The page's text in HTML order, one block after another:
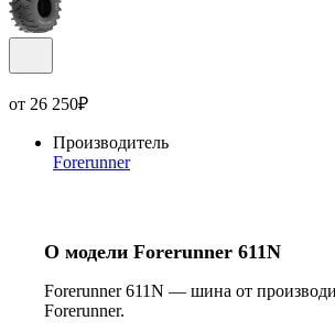
от 26 250₽
Производитель
Forerunner
О модели Forerunner 611N
Forerunner 611N — шина от
Forerunner.